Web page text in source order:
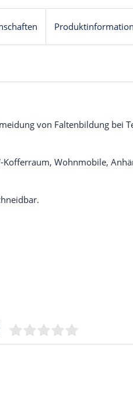
von Faltenbildung bei
Wohnmobile,